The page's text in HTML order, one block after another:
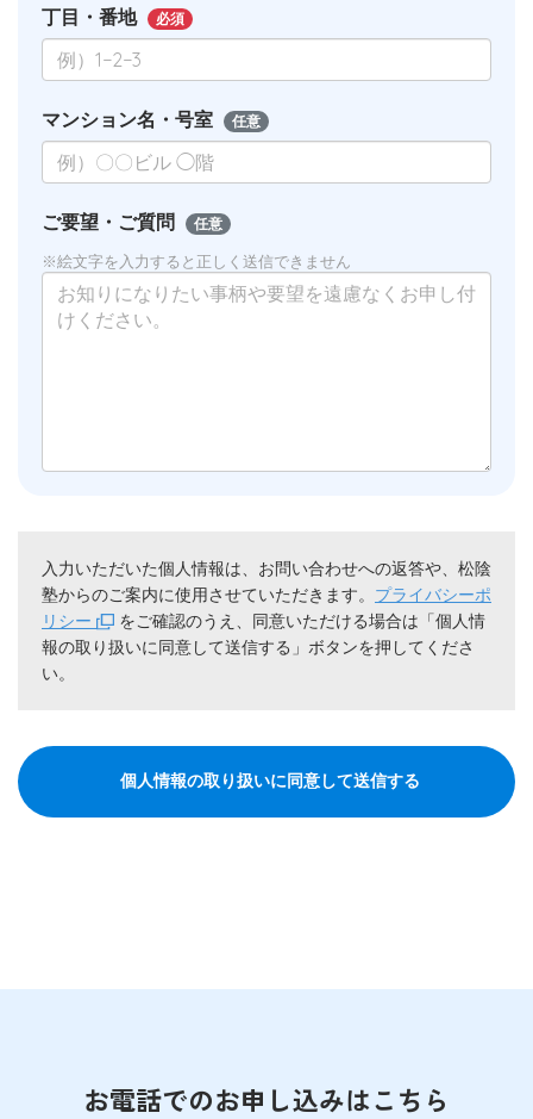
丁目・番地 必須
マンション名・号室 任意
ご要望・ご質問 任意
※絵文字を入力すると正しく送信できません
入力いただいた個人情報は、お問い合わせへの返答や、松陰
塾からのご案内に使用させていただきます。 プライバシーポ
リシー
をご確認のうえ、同意いただける場合は「個人情
報の取り扱いに同意して送信する」ボタンを押してくださ
い。
個人情報の取り扱いに同意して送信する
お電話でのお申し込みはこちら